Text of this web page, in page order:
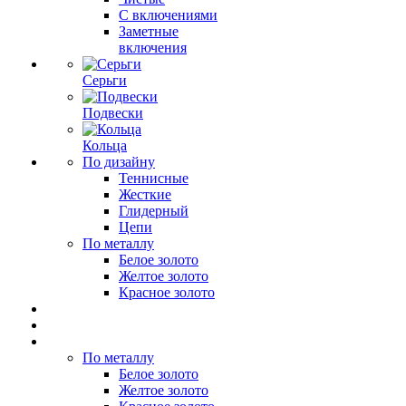
С включениями
Заметные
включения
Серьги
Подвески
Кольца
По дизайну
Теннисные
Жесткие
Глидерный
Цепи
По металлу
Белое золото
Желтое золото
Красное золото
По металлу
Белое золото
Желтое золото